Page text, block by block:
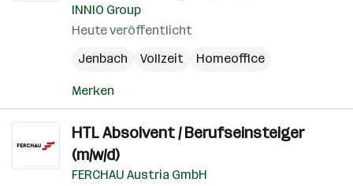
INNIO Group
Heute veröffentlicht
Jenbach
Vollzeit Homeoffice
Merken
HTL Absolvent / Berufseinsteiger
(m/w/d)
FERCHAU Austria GmbH